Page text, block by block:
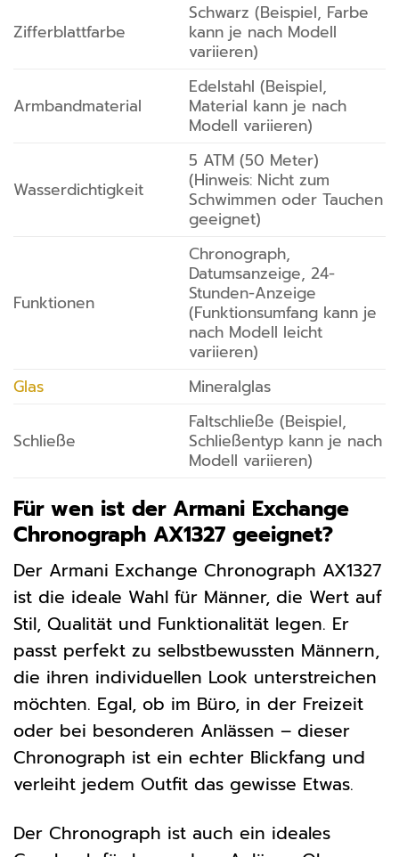
Zifferblattfarbe
Schwarz (Beispiel, Farbe
kann je nach Modell
variieren)
Armbandmaterial
Edelstahl (Beispiel,
Material kann je nach
Modell variieren)
Wasserdichtigkeit
5 ATM (50 Meter)
(Hinweis: Nicht zum
Schwimmen oder Tauchen
geeignet)
Funktionen
Chronograph,
Datumsanzeige, 24-
Stunden-Anzeige
(Funktionsumfang kann je
nach Modell leicht
variieren)
Glas
Mineralglas
Schließe
Faltschließe (Beispiel,
Schließentyp kann je nach
Modell variieren)
Für wen ist der Armani Exchange
Chronograph AX1327 geeignet?
Der Armani Exchange Chronograph AX1327
ist die ideale Wahl für Männer, die Wert auf
Stil, Qualität und Funktionalität legen. Er
passt perfekt zu selbstbewussten Männern,
die ihren individuellen Look unterstreichen
möchten. Egal, ob im Büro, in der Freizeit
oder bei besonderen Anlässen – dieser
Chronograph ist ein echter Blickfang und
verleiht jedem Outfit das gewisse Etwas.
Der Chronograph ist auch ein ideales